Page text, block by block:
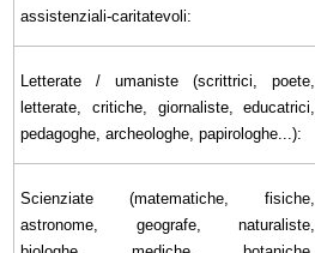
assistenziali-caritatevoli:
Letterate / umaniste (scrittrici, poete,
letterate, critiche, giornaliste, educatrici,
pedagoghe, archeologhe, papirologhe...):
Scienziate (matematiche, fisiche,
astronome, geografe, naturaliste,